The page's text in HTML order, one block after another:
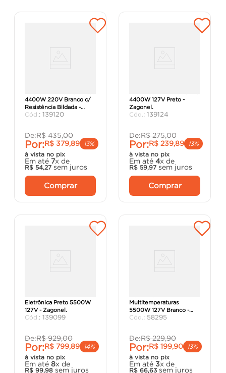
4400W 220V Branco c/
Resistência Bildada -
Zagonel.
: 139120
De:R$ 435,00
Por:R$ 379,89
13%
à vista no pix
Em até 7x de
R$ 54,27 sem juros
Comprar
4400W 127V Preto -
Zagonel.
: 139124
De:R$ 275,00
Por:R$ 239,89
13%
à vista no pix
Em até 4x de
R$ 59,97 sem juros
Comprar
Eletrônica Preto 5500W
127V - Zagonel.
: 139099
De:R$ 929,00
Por:R$ 799,89
14%
à vista no pix
Em até 8x de
R$ 99,98 sem juros
Multitemperaturas
5500W 127V Branco -
Lorenzetti.
: 58295
De:R$ 229,90
Por:R$ 199,90
13%
à vista no pix
Em até 3x de
R$ 66,63 sem juros